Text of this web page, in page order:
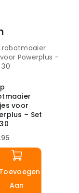
voor
– Set
Toevoegen
Aan